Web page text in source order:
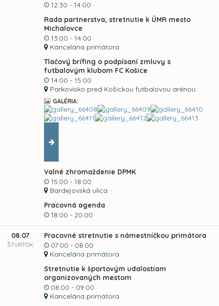
12:30 - 14:00
Rada partnerstva, stretnutie k ÚMR mesto
Michalovce
13:00 - 14:00
Kancelária primátora
Tlačový brífing o podpísaní zmluvy s
futbalovým klubom FC Košice
14:00 - 15:00
Parkovisko pred Košickou futbalovou arénou
GALÉRIA:
Valné zhromaždenie DPMK
15:00 - 18:00
Bardejovská ulica
Pracovná agenda
18:00 - 20:00
08.07
ŠTVRTOK
Pracovné stretnutie s námestníčkou primátora
07:00 - 08:00
Kancelária primátora
Stretnutie k športovým udalostiam
organizovaných mestom
08:00 - 09:00
Kancelária primátora